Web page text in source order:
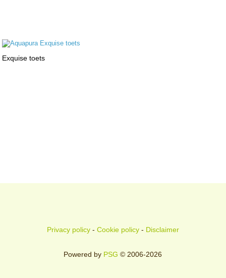
Exquise toets
Privacy policy- Cookie policy- Disclaimer
Powered by PSG © 2006-2026